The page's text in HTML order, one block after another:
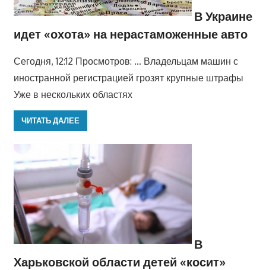
В Украине
идет «охота» на нерастаможенные авто
Сегодня, 12:12 Просмотров: … Владельцам машин с
иностранной регистрацией грозят крупные штрафы
Уже в нескольких областях
ЧИТАТЬ ДАЛЕЕ
В
Харьковской области детей «косит»